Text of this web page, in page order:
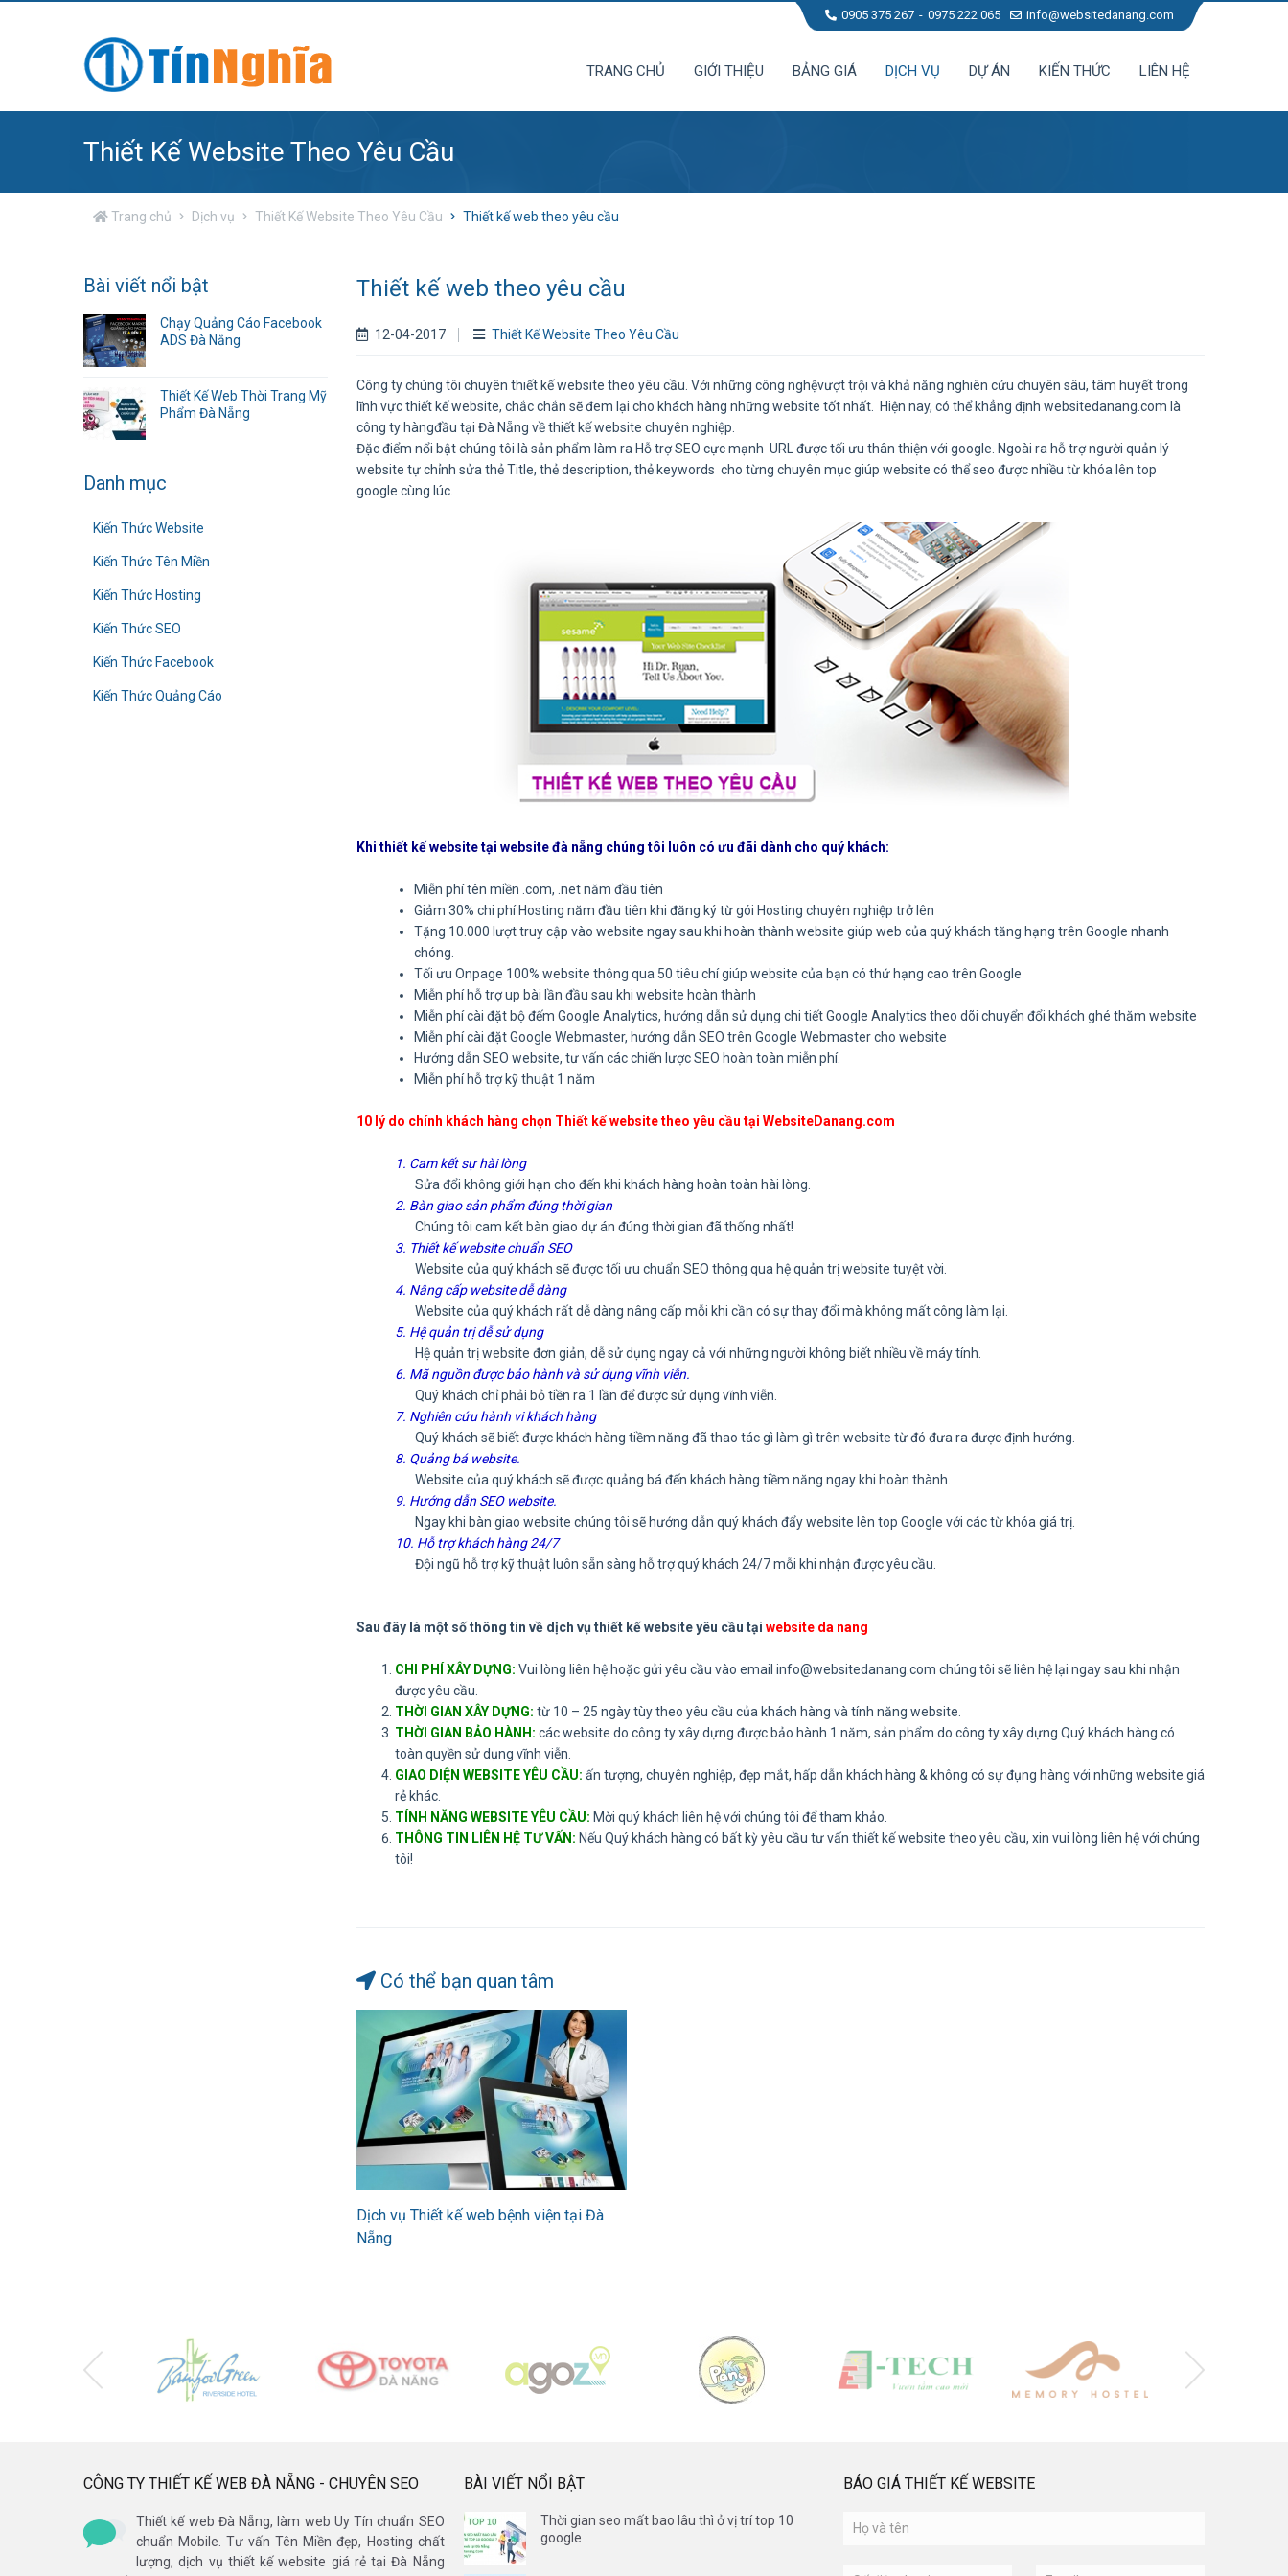
0905 375 267 0975 222 065 info@websitedanang.com
TRANG CHỦ GIỚI THIỆU BẢNG GIÁ DỊCH VỤ DỰ ÁN KIẾN THỨC LIÊN HỆ
Thiết Kế Website Theo Yêu Cầu
Trang chủ Dịch vụ Thiết Kế Website Theo Yêu Cầu Thiết kế web theo yêu cầu
Bài viết nổi bật
Chạy Quảng Cáo Facebook
ADS Đà Nẵng
Thiết Kế Web Thời Trang Mỹ
Phẩm Đà Nẵng
Danh mục
Kiến Thức Website
Kiến Thức Tên Miền
Kiến Thức Hosting
Kiến Thức SEO
Kiến Thức Facebook
Kiến Thức Quảng Cáo
Thiết kế web theo yêu cầu
12-04-2017 Thiết Kế Website Theo Yêu Cầu
Công ty chúng tôi chuyên thiết kế website theo yêu cầu. Với những công nghệvượt trội và khả năng nghiên cứu chuyên sâu, tâm huyết trong
lĩnh vực thiết kế website, chắc chắn sẽ đem lại cho khách hàng những website tốt nhất. Hiện nay, có thể khẳng định websitedanang.com là
công ty hàngđầu tại Đà Nẵng về thiết kế website chuyên nghiệp.
Đặc điểm nổi bật chúng tôi là sản phẩm làm ra Hỗ trợ SEO cực mạnh URL được tối ưu thân thiện với google. Ngoài ra hỗ trợ người quản lý
website tự chỉnh sửa thẻ Title, thẻ description, thẻ keywords cho từng chuyên mục giúp website có thể seo được nhiều từ khóa lên top
google cùng lúc.
Khi thiết kế website tại website đà nẵng chúng tôi luôn có ưu đãi dành cho quý khách:
Miễn phí tên miền .com, .net năm đầu tiên
Giảm 30% chi phí Hosting năm đầu tiên khi đăng ký từ gói Hosting chuyên nghiệp trở lên
Tặng 10.000 lượt truy cập vào website ngay sau khi hoàn thành website giúp web của quý khách tăng hạng trên Google nhanh
chóng.
Tối ưu Onpage 100% website thông qua 50 tiêu chí giúp website của bạn có thứ hạng cao trên Google
Miễn phí hỗ trợ up bài lần đầu sau khi website hoàn thành
Miễn phí cài đặt bộ đếm Google Analytics, hướng dẫn sử dụng chi tiết Google Analytics theo dõi chuyển đổi khách ghé thăm website
Miễn phí cài đặt Google Webmaster, hướng dẫn SEO trên Google Webmaster cho website
Hướng dẫn SEO website, tư vấn các chiến lược SEO hoàn toàn miễn phí.
Miễn phí hỗ trợ kỹ thuật 1 năm
10 lý do chính khách hàng chọn Thiết kế website theo yêu cầu tại WebsiteDanang.com
1. Cam kết sự hài lòng
Sửa đổi không giới hạn cho đến khi khách hàng hoàn toàn hài lòng.
2. Bàn giao sản phẩm đúng thời gian
Chúng tôi cam kết bàn giao dự án đúng thời gian đã thống nhất!
3. Thiết kế website chuẩn SEO
Website của quý khách sẽ được tối ưu chuẩn SEO thông qua hệ quản trị website tuyệt vời.
4. Nâng cấp website dễ dàng
Website của quý khách rất dễ dàng nâng cấp mỗi khi cần có sự thay đổi mà không mất công làm lại.
5. Hệ quản trị dễ sử dụng
Hệ quản trị website đơn giản, dễ sử dụng ngay cả với những người không biết nhiều về máy tính.
6. Mã nguồn được bảo hành và sử dụng vĩnh viễn.
Quý khách chỉ phải bỏ tiền ra 1 lần để được sử dụng vĩnh viễn.
7. Nghiên cứu hành vi khách hàng
Quý khách sẽ biết được khách hàng tiềm năng đã thao tác gì làm gì trên website từ đó đưa ra được định hướng.
8. Quảng bá website.
Website của quý khách sẽ được quảng bá đến khách hàng tiềm năng ngay khi hoàn thành.
9. Hướng dẫn SEO website.
Ngay khi bàn giao website chúng tôi sẽ hướng dẫn quý khách đẩy website lên top Google với các từ khóa giá trị.
10. Hỗ trợ khách hàng 24/7
Đội ngũ hỗ trợ kỹ thuật luôn sẵn sàng hỗ trợ quý khách 24/7 mỗi khi nhận được yêu cầu.
Sau đây là một số thông tin về dịch vụ thiết kế website yêu cầu tại website da nang
CHI PHÍ XÂY DỰNG: Vui lòng liên hệ hoặc gửi yêu cầu vào email info@websitedanang.com chúng tôi sẽ liên hệ lại ngay sau khi nhận
được yêu cầu.
THỜI GIAN XÂY DỰNG: từ 10 – 25 ngày tùy theo yêu cầu của khách hàng và tính năng website.
THỜI GIAN BẢO HÀNH: các website do công ty xây dựng được bảo hành 1 năm, sản phẩm do công ty xây dựng Quý khách hàng có
toàn quyền sử dụng vĩnh viễn.
GIAO DIỆN WEBSITE YÊU CẦU: ấn tượng, chuyên nghiệp, đẹp mắt, hấp dẫn khách hàng & không có sự đụng hàng với những website giá
rẻ khác.
TÍNH NĂNG WEBSITE YÊU CẦU: Mời quý khách liên hệ với chúng tôi để tham khảo.
THÔNG TIN LIÊN HỆ TƯ VẤN: Nếu Quý khách hàng có bất kỳ yêu cầu tư vấn thiết kế website theo yêu cầu, xin vui lòng liên hệ với chúng
tôi!
Có thể bạn quan tâm
Dịch vụ Thiết kế web bệnh viện tại Đà
Nẵng
CÔNG TY THIẾT KẾ WEB ĐÀ NẴNG - CHUYÊN SEO
Thiết kế web Đà Nẵng, làm web Uy Tín chuẩn SEO
chuẩn Mobile. Tư vấn Tên Miền đẹp, Hosting chất
lượng, dịch vụ thiết kế website giá rẻ tại Đà Nẵng
BÀI VIẾT NỔI BẬT
Thời gian seo mất bao lâu thì ở vị trí top 10
google
BÁO GIÁ THIẾT KẾ WEBSITE